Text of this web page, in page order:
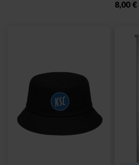
8,00 €